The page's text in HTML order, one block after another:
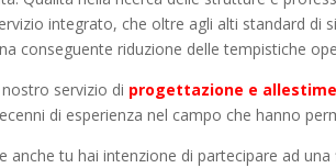
integrato, che oltre agli alti standard di
conseguente riduzione delle tempistiche
nostro servizio di progettazione e
di esperienza nel campo che hanno
anche tu hai intenzione di partecipare ad